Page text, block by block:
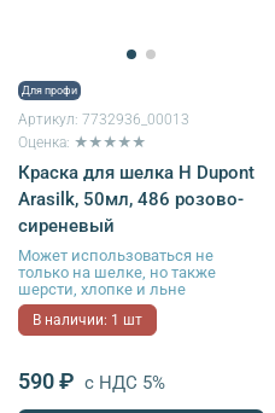
Для профи
Артикул: 7732936_00013
Оценка: ★★★★★
Краска для шелка H Dupont
Arasilk, 50мл, 486 розово-
сиреневый
Может использоваться не
только на шелке, но также
шерсти, хлопке и льне
В наличии: 1 шт
590 ₽ с НДС 5%